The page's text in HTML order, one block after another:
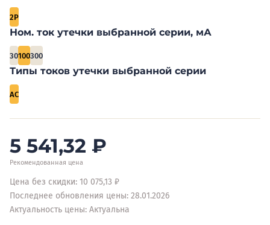
2P
Ном. ток утечки выбранной серии, мА
30100300
Типы токов утечки выбранной серии
AC
5 541,32 ₽
Рекомендованная цена
Цена без скидки: 10 075,13 ₽
Последнее обновления цены: 28.01.2026
Актуальность цены: Актуальна